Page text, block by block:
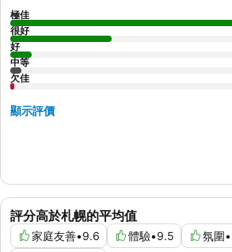
評分高於札幌的平均值
家庭友善•9.6 體驗•9.5 氛圍•
極佳
很好
好
中等
欠佳
顯示評價